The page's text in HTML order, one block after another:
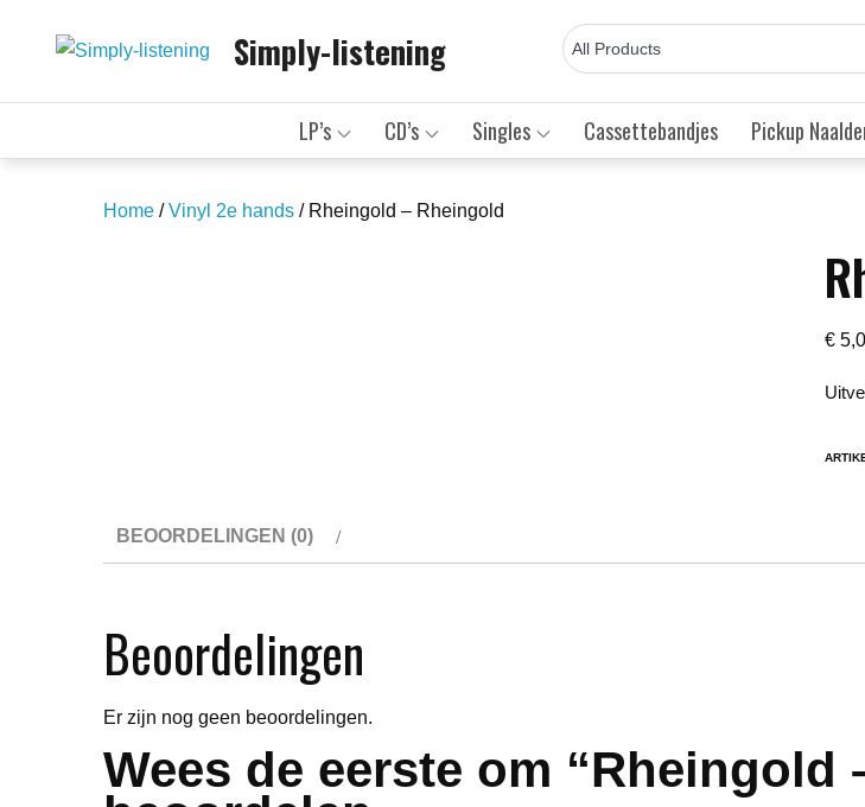
Simply-listening
LP’s CD’s Singles Cassettebandjes Pickup
Home /Vinyl 2e hands / Rheingold – Rheingold
€
BEOORDELINGEN (0)
Beoordelingen
Er zijn nog geen beoordelingen.
Wees de eerste om “Rheingold